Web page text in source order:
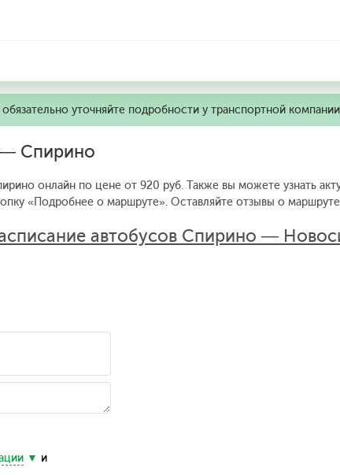
уточняйте подробности у транспортной
— Спирино
онлайн по цене от 920 руб. Также вы можете узнать
«Подробнее о маршруте». Оставляйте отзывы о
автобусов Спирино —
и